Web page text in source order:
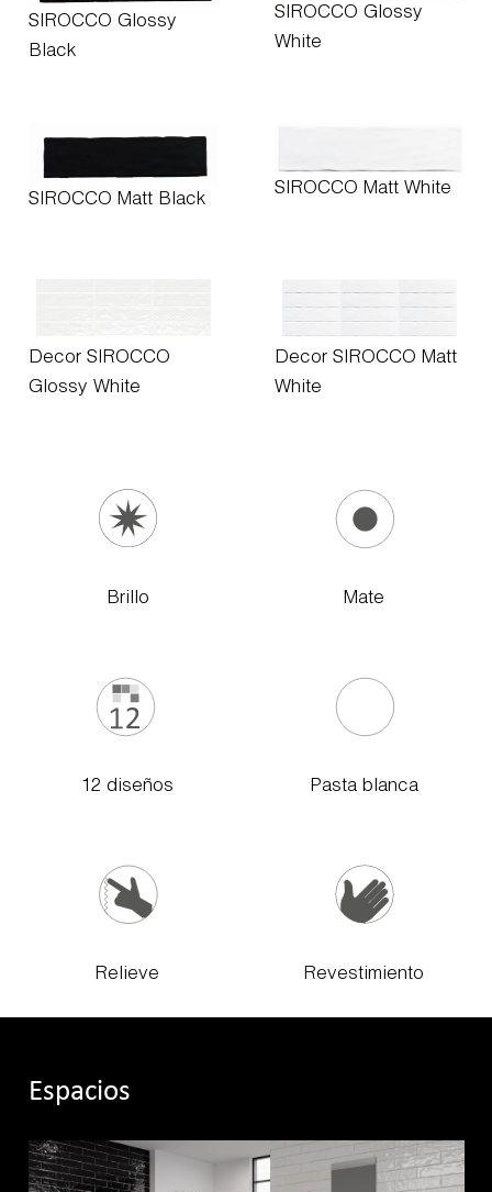
SIROCCO Glossy
Black
SIROCCO Glossy
White
SIROCCO Matt Black
SIROCCO Matt White
Decor SIROCCO
Glossy White
Decor SIROCCO Matt
White
Brillo Mate
12 diseños Pasta blanca
Relieve Revestimiento
Espacios